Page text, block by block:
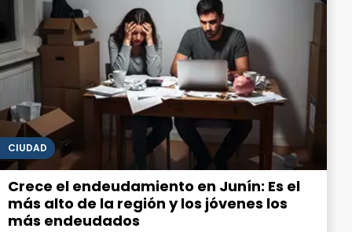
CIUDAD
Crece el endeudamiento en Junín: Es el
más alto de la región y los jóvenes los
más endeudados